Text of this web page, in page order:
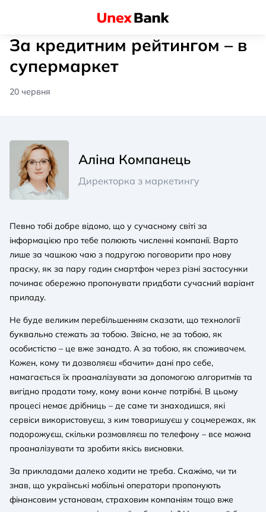
За кредитним рейтингом – в
супермаркет
20 червня
Аліна Компанець
Директорка з маркетингу
Певно тобі добре відомо, що у сучасному світі за
інформацією про тебе полюють численні компанії. Варто
лише за чашкою чаю з подругою поговорити про нову
праску, як за пару годин смартфон через різні застосунки
починає обережно пропонувати придбати сучасний варіант
приладу.
Не буде великим перебільшенням сказати, що технології
буквально стежать за тобою. Звісно, не за тобою, як
особистістю – це вже занадто. А за тобою, як споживачем.
Кожен, кому ти дозволяєш «бачити» дані про себе,
намагається їх проаналізувати за допомогою алгоритмів та
вигідно продати тому, кому вони конче потрібні. В цьому
процесі немає дрібниць – де саме ти знаходишся, які
сервіси використовуєш, з ким товаришуєш у соцмережах, як
подорожуєш, скільки розмовляєш по телефону – все можна
проаналізувати та зробити якісь висновки.
За прикладами далеко ходити не треба. Скажімо, чи ти
знав, що українські мобільні оператори пропонують
фінансовим установам, страховим компаніям тощо вже